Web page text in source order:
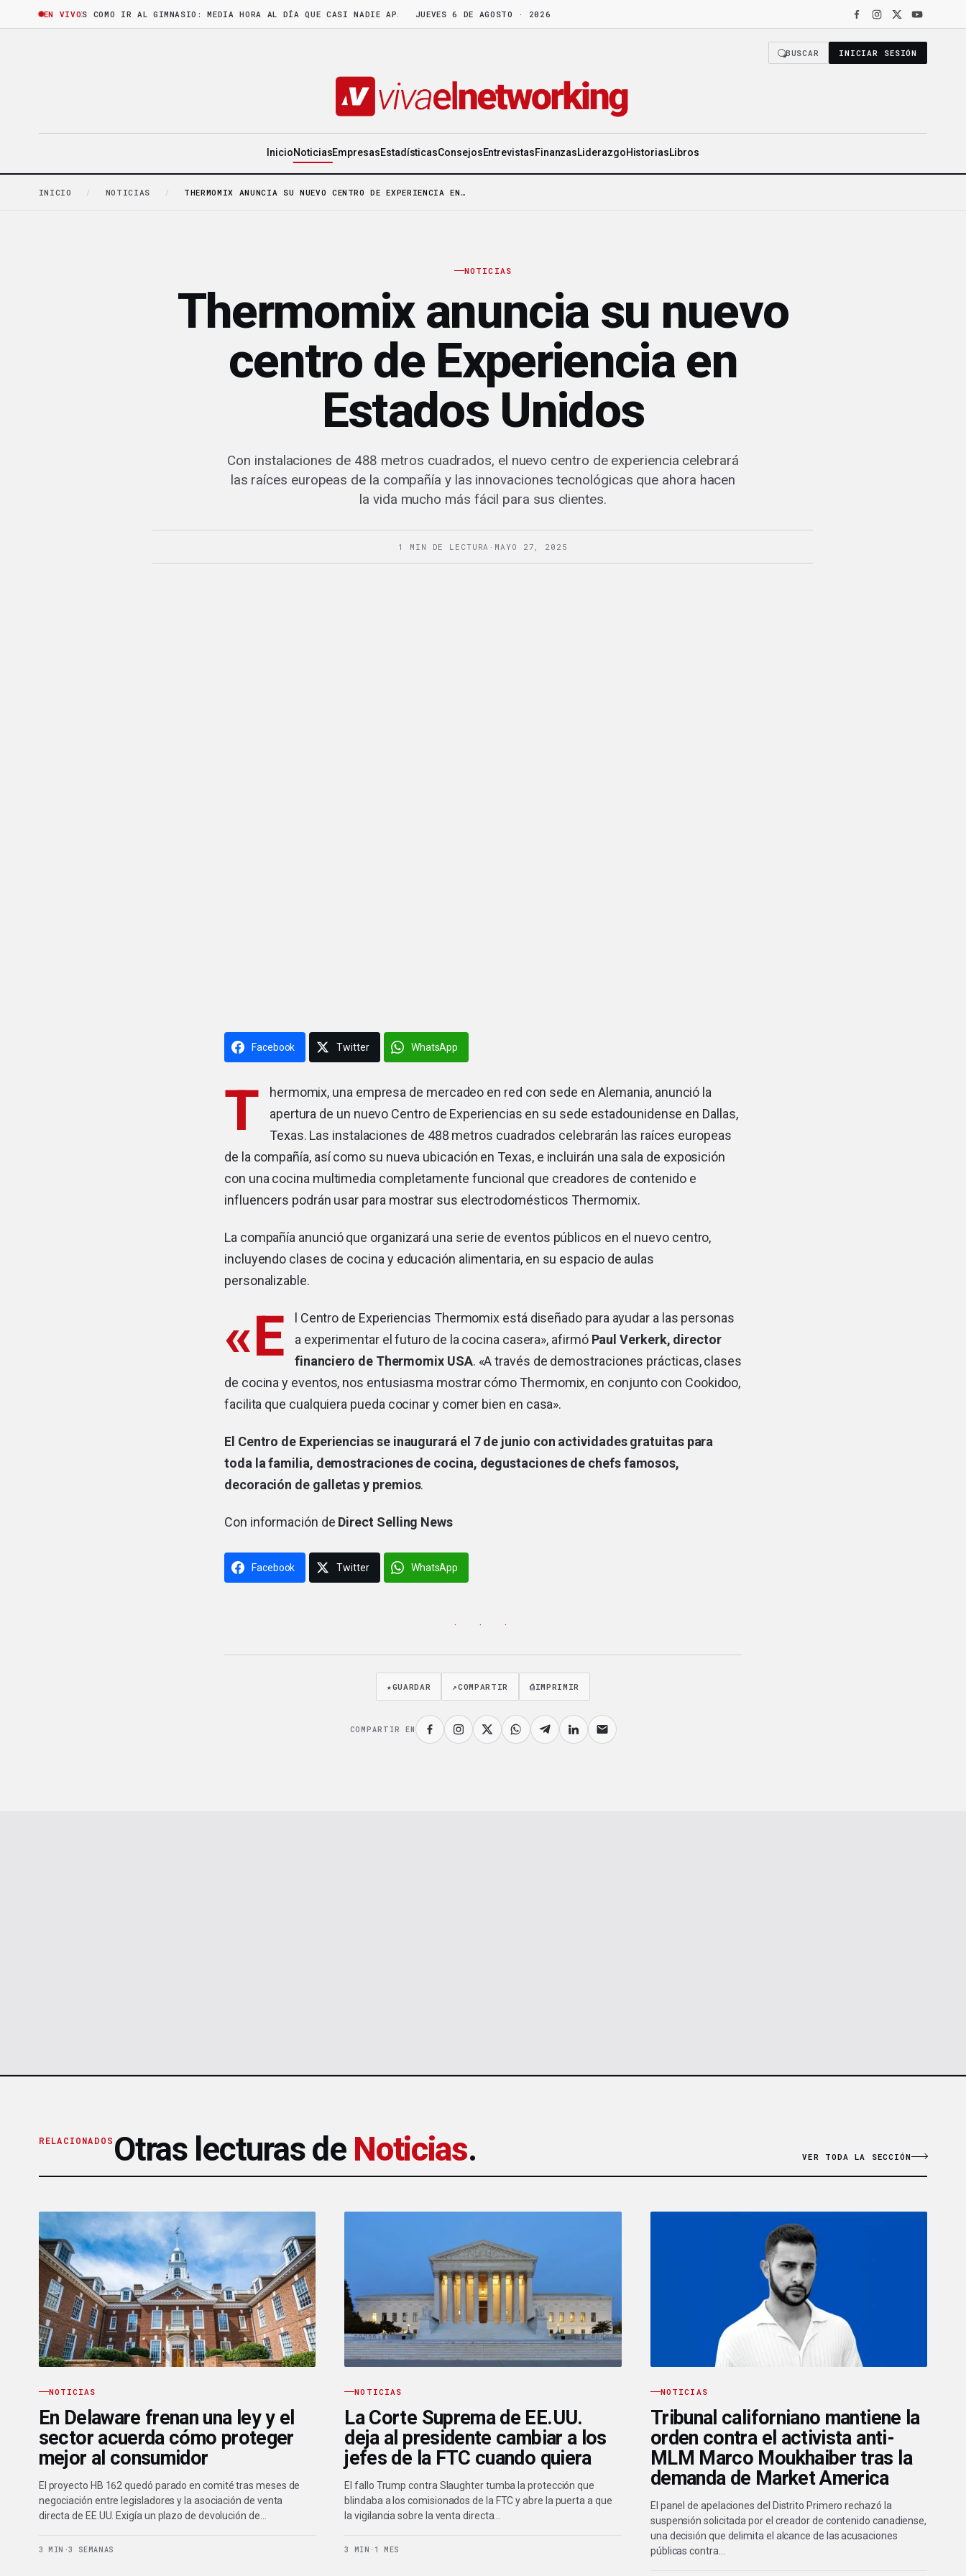
EN VIVO
LEER ES COMO IR AL GIMNASIO: MEDIA HORA AL DÍA QUE CASI NADIE APARTA·LA CEO DE ORIFLAME: «DISFRUTA DE LA GENTE TANTO COMO DE LOS NÚMEROS» LR HEALTH VENDE 319 MILLONES DE
JUEVES 6 DE AGOSTO · 2026
BUSCAR INICIAR SESIÓN
InicioNoticiasEmpresasEstadísticasConsejosEntrevistasFinanzasLiderazgoHistoriasLibros
INICIO / NOTICIAS / THERMOMIX ANUNCIA SU NUEVO CENTRO DE EXPERIENCIA EN…
NOTICIAS
Thermomix anuncia su nuevo
centro de Experiencia en
Estados Unidos
Con instalaciones de 488 metros cuadrados, el nuevo centro de experiencia celebrará
las raíces europeas de la compañía y las innovaciones tecnológicas que ahora hacen
la vida mucho más fácil para sus clientes.
1 MIN DE LECTURA · MAYO 27, 2025
Facebook Twitter WhatsApp
T
hermomix, una empresa de mercadeo en red con sede en Alemania, anunció la
apertura de un nuevo Centro de Experiencias en su sede estadounidense en Dallas,
Texas. Las instalaciones de 488 metros cuadrados celebrarán las raíces europeas
de la compañía, así como su nueva ubicación en Texas, e incluirán una sala de exposición
con una cocina multimedia completamente funcional que creadores de contenido e
influencers podrán usar para mostrar sus electrodomésticos Thermomix.
La compañía anunció que organizará una serie de eventos públicos en el nuevo centro,
incluyendo clases de cocina y educación alimentaria, en su espacio de aulas
personalizable.
«E
l Centro de Experiencias Thermomix está diseñado para ayudar a las personas
a experimentar el futuro de la cocina casera», afirmóPaul Verkerk, director
financiero de Thermomix USA. «A través de demostraciones prácticas, clases
de cocina y eventos, nos entusiasma mostrar cómo Thermomix, en conjunto con Cookidoo,
facilita que cualquiera pueda cocinar y comer bien en casa».
El Centro de Experiencias se inaugurará el 7 de junio con actividades gratuitas para
toda la familia, demostraciones de cocina, degustaciones de chefs famosos,
decoración de galletas y premios.
Con información de Direct Selling News
Facebook Twitter WhatsApp
· · ·
★GUARDAR ↗COMPARTIR ⎙IMPRIMIR
COMPARTIR EN
RELACIONADOS Otras lecturas de Noticias. VER TODA LA SECCIÓN
NOTICIAS
En Delaware frenan una ley y el
sector acuerda cómo proteger
mejor al consumidor
El proyecto HB 162 quedó parado en comité tras meses de
negociación entre legisladores y la asociación de venta
directa de EE.UU. Exigía un plazo de devolución de…
3 MIN ·3 SEMANAS
NOTICIAS
La Corte Suprema de EE.UU.
deja al presidente cambiar a los
jefes de la FTC cuando quiera
El fallo Trump contra Slaughter tumba la protección que
blindaba a los comisionados de la FTC y abre la puerta a que
la vigilancia sobre la venta directa…
3 MIN · 1 MES
NOTICIAS
Tribunal californiano mantiene la
orden contra el activista anti-
MLM Marco Moukhaiber tras la
demanda de Market America
El panel de apelaciones del Distrito Primero rechazó la
suspensión solicitada por el creador de contenido canadiense,
una decisión que delimita el alcance de las acusaciones
públicas contra…